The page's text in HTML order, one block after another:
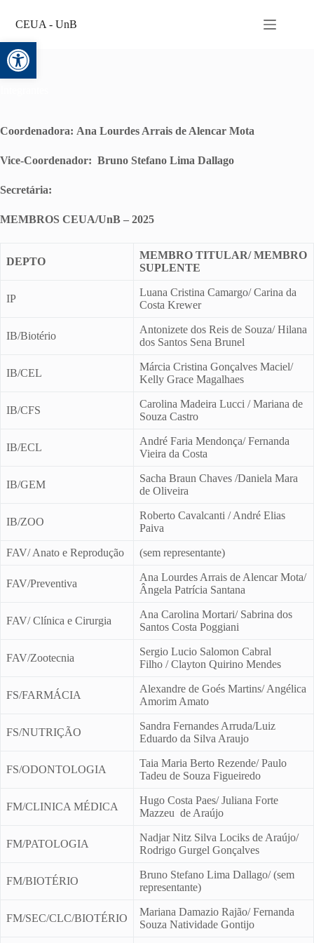
Abrir a barra de ferramentas
CEUA - UnB
Coordenadora: Ana Lourdes Arrais de Alencar Mota
Vice-Coordenador: Bruno Stefano Lima Dallago
Secretária:
MEMBROS CEUA/UnB – 2025
DEPTO
MEMBRO TITULAR/ MEMBRO
SUPLENTE
IP
Luana Cristina Camargo/ Carina da
Costa Krewer
IB/Biotério
Antonizete dos Reis de Souza/ Hilana
dos Santos Sena Brunel
IB/CEL
Márcia Cristina Gonçalves Maciel/
Kelly Grace Magalhaes
IB/CFS
Carolina Madeira Lucci / Mariana de
Souza Castro
IB/ECL
André Faria Mendonça/ Fernanda
Vieira da Costa
IB/GEM
Sacha Braun Chaves /Daniela Mara
de Oliveira
IB/ZOO
Roberto Cavalcanti / André Elias
Paiva
FAV/ Anato e Reprodução (sem representante)
FAV/Preventiva
Ana Lourdes Arrais de Alencar Mota/
Ângela Patrícia Santana
FAV/ Clínica e Cirurgia
Ana Carolina Mortari/ Sabrina dos
Santos Costa Poggiani
FAV/Zootecnia
Sergio Lucio Salomon Cabral
Filho / Clayton Quirino Mendes
FS/FARMÁCIA
Alexandre de Goés Martins/ Angélica
Amorim Amato
FS/NUTRIÇÃO
Sandra Fernandes Arruda/Luiz
Eduardo da Silva Araujo
FS/ODONTOLOGIA
Taia Maria Berto Rezende/ Paulo
Tadeu de Souza Figueiredo
FM/CLINICA MÉDICA
Hugo Costa Paes/ Juliana Forte
Mazzeu de Araújo
FM/PATOLOGIA
Nadjar Nitz Silva Lociks de Araújo/
Rodrigo Gurgel Gonçalves
FM/BIOTÉRIO
Bruno Stefano Lima Dallago/ (sem
representante)
FM/SEC/CLC/BIOTÉRIO
Mariana Damazio Rajão/ Fernanda
Souza Natividade Gontijo